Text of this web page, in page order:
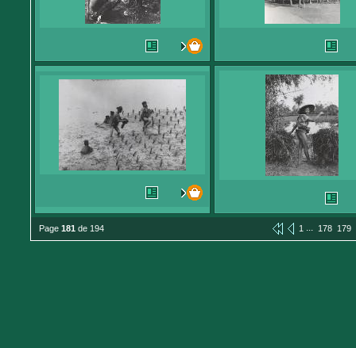
Page 181 de 194 1 ... 178 179